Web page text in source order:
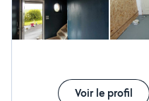
Voir le profil